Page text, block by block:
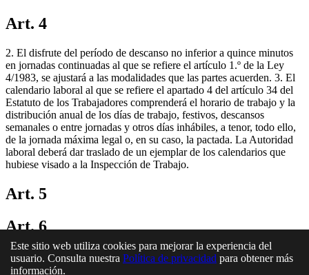
Art. 4
2. El disfrute del período de descanso no inferior a quince minutos
en jornadas continuadas al que se refiere el artículo 1.º de la Ley
4/1983, se ajustará a las modalidades que las partes acuerden. 3. El
calendario laboral al que se refiere el apartado 4 del artículo 34 del
Estatuto de los Trabajadores comprenderá el horario de trabajo y la
distribución anual de los días de trabajo, festivos, descansos
semanales o entre jornadas y otros días inhábiles, a tenor, todo ello,
de la jornada máxima legal o, en su caso, la pactada. La Autoridad
laboral deberá dar traslado de un ejemplar de los calendarios que
hubiese visado a la Inspección de Trabajo.
Art. 5
Art. 6
En esta página
Este sitio web utiliza cookies para mejorar la experiencia del
usuario. Consulta nuestra Política de privacidad para obtener más
información.